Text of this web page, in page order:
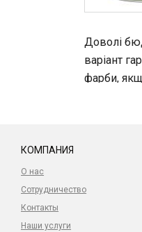
Доволі
варіант
фарби,
КОМПАНИЯ
О нас
Сотрудничество
Контакты
Наши услуги